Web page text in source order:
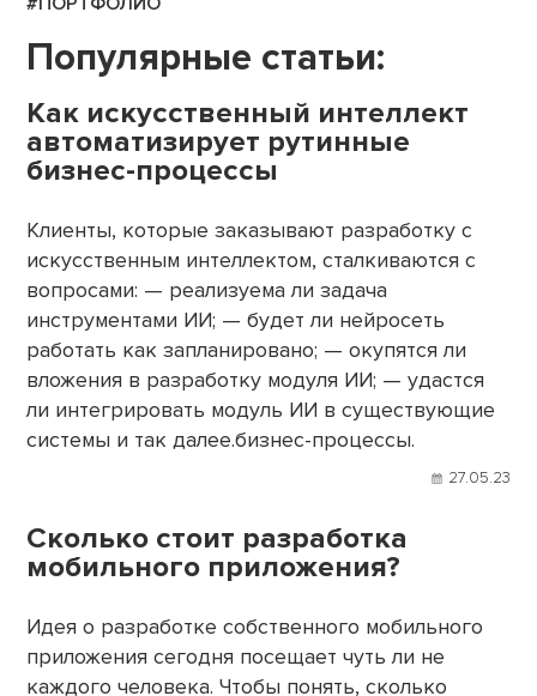
Популярные статьи:
Как искусственный интеллект
автоматизирует рутинные
бизнес-процессы
Клиенты, которые заказывают разработку с
искусственным интеллектом, сталкиваются с
вопросами: — реализуема ли задача
инструментами ИИ; — будет ли нейросеть
работать как запланировано; — окупятся ли
вложения в разработку модуля ИИ; — удастся
ли интегрировать модуль ИИ в существующие
системы и так далее.бизнес-процессы.
27.05.23
Сколько стоит разработка
мобильного приложения?
Идея о разработке собственного мобильного
приложения сегодня посещает чуть ли не
каждого человека. Чтобы понять, сколько